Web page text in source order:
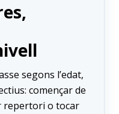
segons l’edat,
començar de
repertori o tocar